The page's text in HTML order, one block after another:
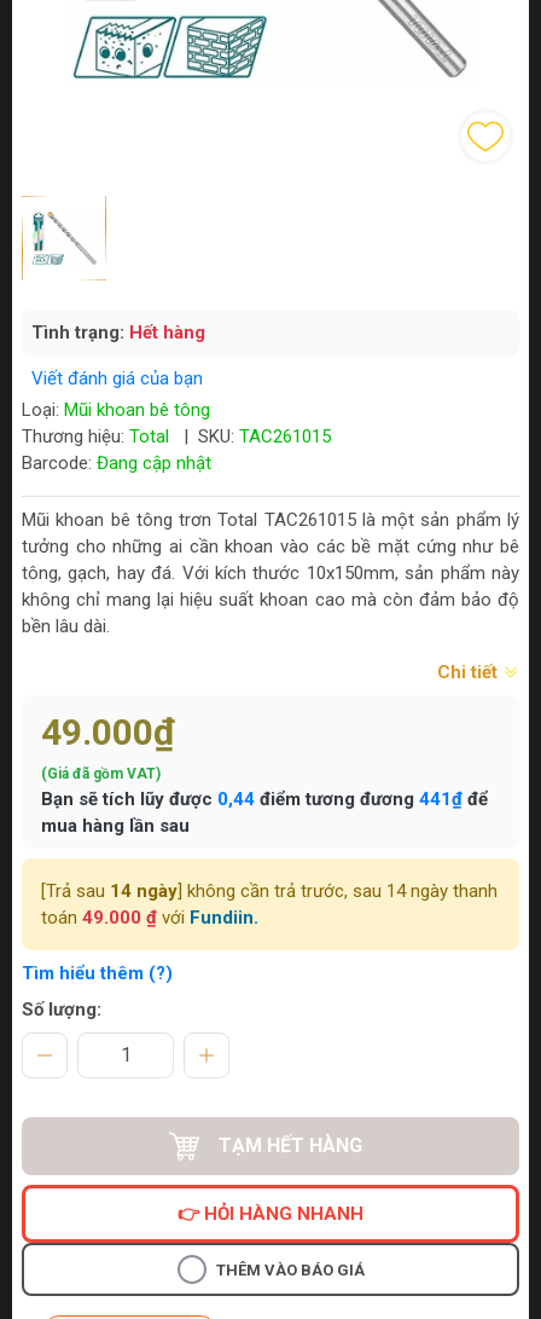
Tình trạng: Hết hàng
Viết đánh giá của bạn
Loại: Mũi khoan bê tông
Thương hiệu: Total SKU: TAC261015
Barcode: Đang cập nhật
Mũi khoan bê tông trơn Total TAC261015 là một sản phẩm lý
tưởng cho những ai cần khoan vào các bề mặt cứng như bê
tông, gạch, hay đá. Với kích thước 10x150mm, sản phẩm này
không chỉ mang lại hiệu suất khoan cao mà còn đảm bảo độ
bền lâu dài.
Chi tiết
49.000₫
(Giá đã gồm VAT)
Bạn sẽ tích lũy được 0,44 điểm tương đương 441₫ để
mua hàng lần sau
[Trả sau 14 ngày ] không cần trả trước, sau 14 ngày thanh
toán 49.000 ₫ với Fundiin.
Tìm hiểu thêm (?)
Số lượng:
TẠM HẾT HÀNG
👉 HỎI HÀNG NHANH
THÊM VÀO BÁO GIÁ